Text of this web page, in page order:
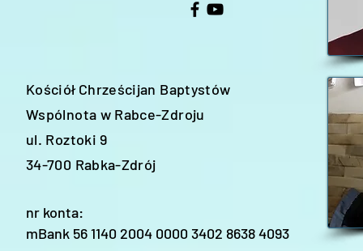
Kościół Chrześcijan Baptystów
Wspólnota w Rabce-Zdroju
ul. Roztoki 9
34-700 Rabka-Zdrój
nr konta:
mBank 56 1140 2004 0000 3402 8638 4093